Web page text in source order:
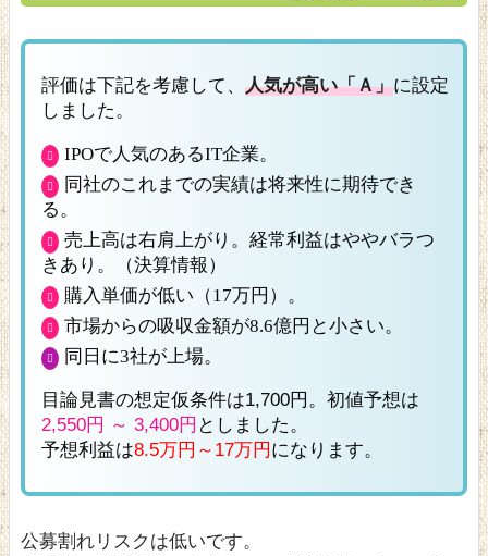
評価は下記を考慮して、 人気が高い「Ａ」に設定
しました。
IPOで人気のあるIT企業。
同社のこれまでの実績は将来性に期待でき
る。
売上高は右肩上がり。経常利益はややバラつ
きあり。（決算情報）
購入単価が低い（17万円）。
市場からの吸収金額が8.6億円と小さい。
同日に3社が上場。
目論見書の想定仮条件は1,700円。初値予想は
2,550円 ～ 3,400円 としました。
予想利益は8.5万円～17万円 になります。
公募割れリスクは低いです。